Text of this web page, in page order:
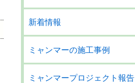
新着情報
ミャンマーの施工事例
ミャンマープロジェクト報告